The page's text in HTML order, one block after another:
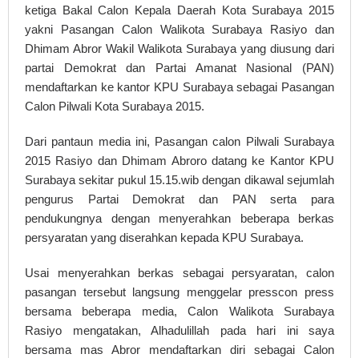
ketiga Bakal Calon Kepala Daerah Kota Surabaya 2015
yakni Pasangan Calon Walikota Surabaya Rasiyo dan
Dhimam Abror Wakil Walikota Surabaya yang diusung dari
partai Demokrat dan Partai Amanat Nasional (PAN)
mendaftarkan ke kantor KPU Surabaya sebagai Pasangan
Calon Pilwali Kota Surabaya 2015.
Dari pantaun media ini, Pasangan calon Pilwali Surabaya
2015 Rasiyo dan Dhimam Abroro datang ke Kantor KPU
Surabaya sekitar pukul 15.15.wib dengan dikawal sejumlah
pengurus Partai Demokrat dan PAN serta para
pendukungnya dengan menyerahkan beberapa berkas
persyaratan yang diserahkan kepada KPU Surabaya.
Usai menyerahkan berkas sebagai persyaratan, calon
pasangan tersebut langsung menggelar presscon press
bersama beberapa media, Calon Walikota Surabaya
Rasiyo mengatakan, Alhadulillah pada hari ini saya
bersama mas Abror mendaftarkan diri sebagai Calon